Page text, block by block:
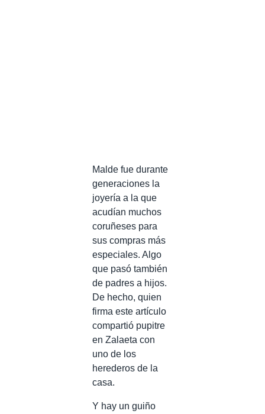
Malde fue durante
generaciones la
joyería a la que
acudían muchos
coruñeses para
sus compras más
especiales. Algo
que pasó también
de padres a hijos.
De hecho, quien
firma este artículo
compartió pupitre
en Zalaeta con
uno de los
herederos de la
casa.
Y hay un guiño